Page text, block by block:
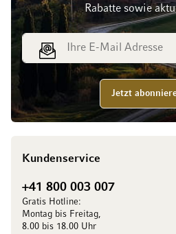
Rabatte sowie
E-Mail Adresse
Jetzt
Kundenservice
+41 800 003 007
Gratis Hotline:
Montag bis Freitag,
8.00 bis 18.00 Uhr